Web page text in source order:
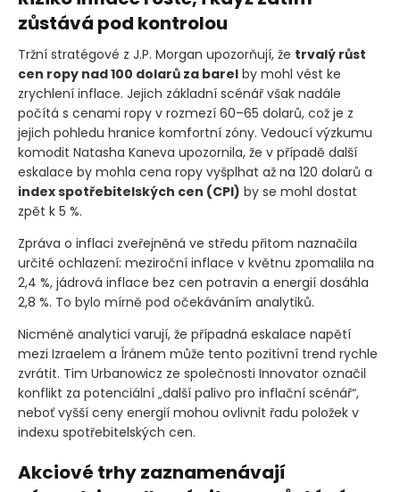
zůstává pod kontrolou
Tržní stratégové z J.P. Morgan upozorňují, že trvalý růst
cen ropy nad 100 dolarů za barel by mohl vést ke
zrychlení inflace. Jejich základní scénář však nadále
počítá s cenami ropy v rozmezí 60–65 dolarů, což je z
jejich pohledu hranice komfortní zóny. Vedoucí výzkumu
komodit Natasha Kaneva upozornila, že v případě další
eskalace by mohla cena ropy vyšplhat až na 120 dolarů a
index spotřebitelských cen (CPI) by se mohl dostat
zpět k 5 %.
Zpráva o inflaci zveřejněná ve středu přitom naznačila
určité ochlazení: meziroční inflace v květnu zpomalila na
2,4 %, jádrová inflace bez cen potravin a energií dosáhla
2,8 %. To bylo mírně pod očekáváním analytiků.
Nicméně analytici varují, že případná eskalace napětí
mezi Izraelem a Íránem může tento pozitivní trend rychle
zvrátit. Tim Urbanowicz ze společnosti Innovator označil
konflikt za potenciální „další palivo pro inflační scénář“,
neboť vyšší ceny energií mohou ovlivnit řadu položek v
indexu spotřebitelských cen.
Akciové trhy zaznamenávají